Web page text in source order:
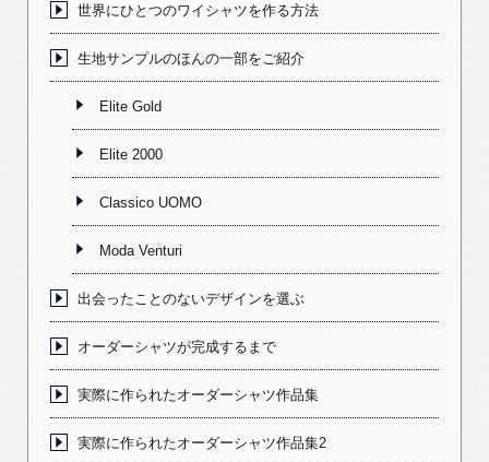
世界にひとつのワイシャツを作る方法
生地サンプルのほんの一部をご紹介
Elite Gold
Elite 2000
Classico UOMO
Moda Venturi
出会ったことのないデザインを選ぶ
オーダーシャツが完成するまで
実際に作られたオーダーシャツ作品集
実際に作られたオーダーシャツ作品集2